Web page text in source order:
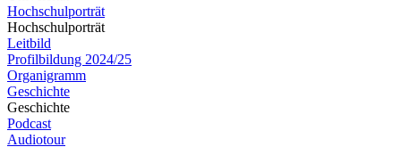
Hochschulporträt
Hochschulporträt
Leitbild
Profilbildung 2024/25
Organigramm
Geschichte
Geschichte
Podcast
Audiotour